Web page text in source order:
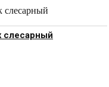
слесарный